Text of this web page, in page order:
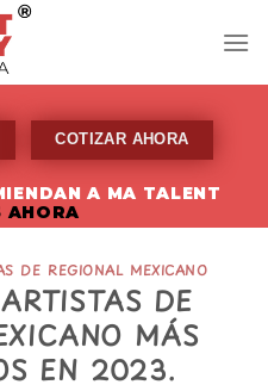
COTIZAR AHORA
A MA TALENT
AHORA
DE REGIONAL MEXICANO
DE
MÁS
EN 2023.